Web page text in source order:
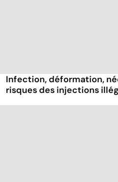
Infection, déformation,
risques des injections